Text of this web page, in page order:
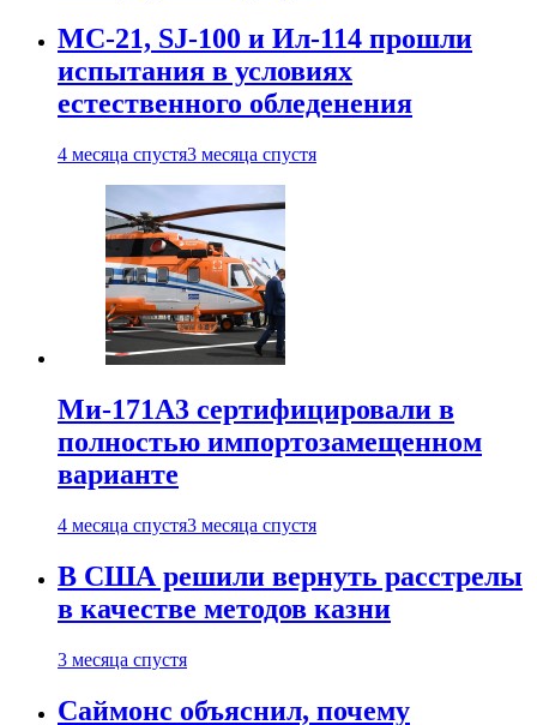
МС-21, SJ-100 и Ил-114 прошли
испытания в условиях
естественного обледенения
4 месяца спустя3 месяца спустя
Ми-171А3 сертифицировали в
полностью импортозамещенном
варианте
4 месяца спустя3 месяца спустя
В США решили вернуть расстрелы
в качестве методов казни
3 месяца спустя
Саймонс объяснил, почему